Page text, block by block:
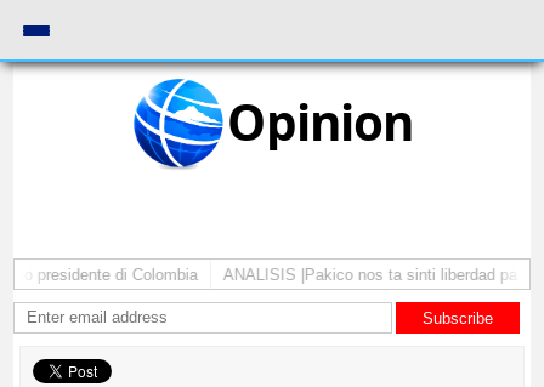
Opinion
presidente di Colombia ANALISIS |Pakico nos ta sinti liberdad pa
Subscribe